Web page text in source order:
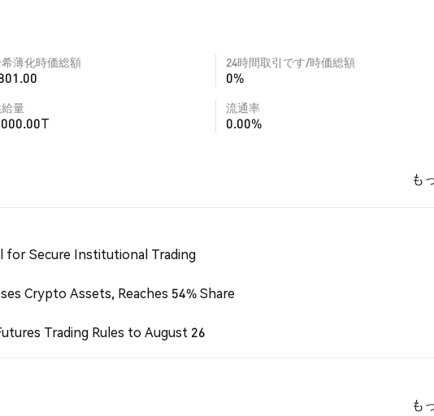
薄化時価総額 24時間取引です/時価総額
0%
量 流通率
0.00%
も
for Secure Institutional Trading
Crypto Assets, Reaches 54% Share
Trading Rules to August 26
も